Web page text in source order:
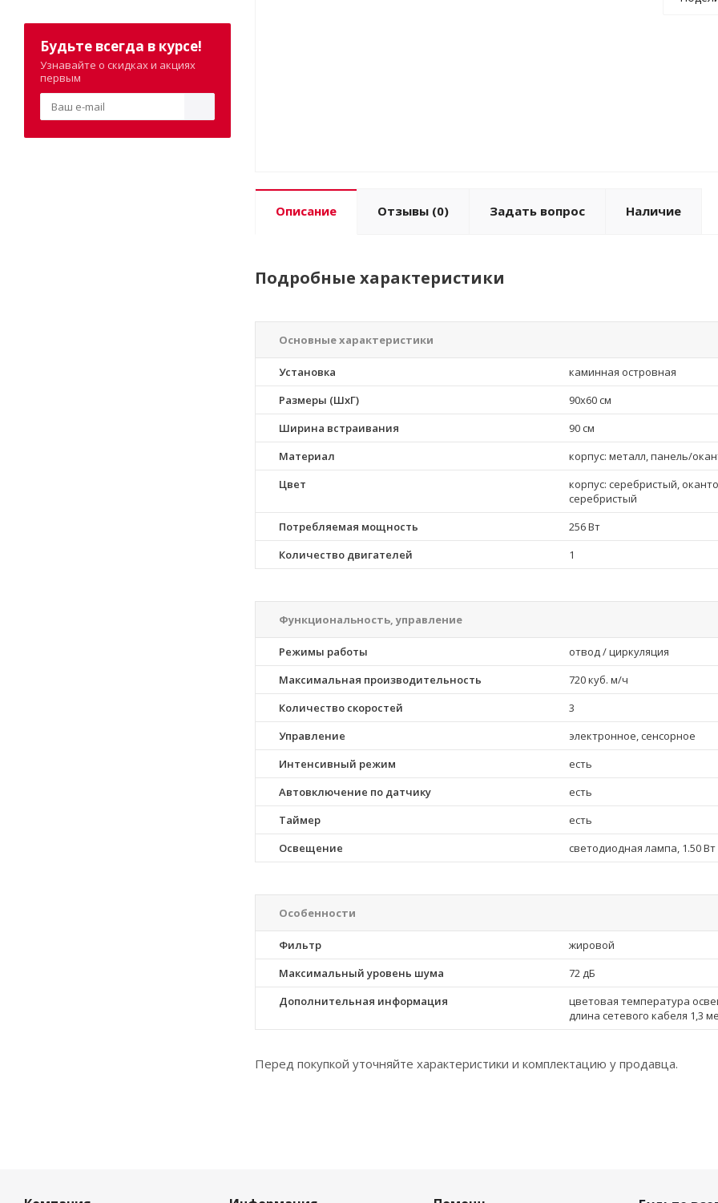
Описание Отзывы (0) Задать вопрос Наличие
Подробные характеристики
Основные характеристики
Установка
каминная островная
Размеры (ШхГ)
90х60 см
Ширина встраивания
90 см
Материал
корпус: металл, панель/
Цвет
корпус: серебристый,
серебристый
Потребляемая мощность
256 Вт
Количество двигателей
1
Функциональность, управление
Режимы работы
отвод / циркуляция
Максимальная производительность
720 куб. м/ч
Количество скоростей
3
Управление
электронное, сенсорное
Интенсивный режим
есть
Автовключение по датчику
есть
Таймер
есть
Освещение
светодиодная лампа, 1.50 Вт
Особенности
Фильтр
жировой
Максимальный уровень шума
72 дБ
Дополнительная информация
цветовая температура
длина сетевого кабеля 1,3
Перед покупкой уточняйте характеристики и комплектацию у продавца.
Будьте всегда в курсе!
Узнавайте о скидках и акциях
первым